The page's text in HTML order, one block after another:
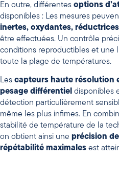
En outre, différentes options
disponibles : Les mesures
inertes, oxydantes,
être effectuées. Un contrôle
conditions reproductibles et une
toute la plage de températures.
Les capteurs haute résolution
pesage différentiel disponibles
détection particulièrement
même les plus infimes. En
stabilité de température de la
on obtient ainsi une précision
répétabilité maximales est